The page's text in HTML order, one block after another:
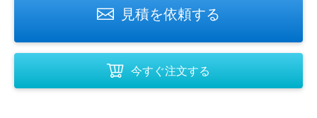
見積を依頼する
今すぐ注文する